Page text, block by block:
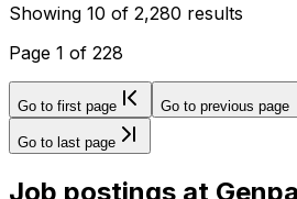
Showing 10 of 2,280 results
Page 1 of 228
Go to first page Go to previous page
Go to last page
Job postings at